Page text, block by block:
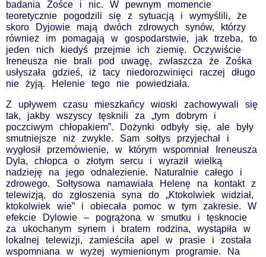
badania Zośce i nic. W pewnym momencie
teoretycznie pogodzili się z sytuacją i wymyślili, że
skoro Dyjowie mają dwóch zdrowych synów, którzy
również im pomagają w gospodarstwie, jak trzeba, to
jeden nich kiedyś przejmie ich ziemię. Oczywiście
Ireneusza nie brali pod uwagę, zwłaszcza że Zośka
usłyszała gdzieś, iż tacy niedorozwinięci raczej długo
nie żyją. Helenie tego nie powiedziała.
Z upływem czasu mieszkańcy wioski zachowywali się
tak, jakby wszyscy tęsknili za „tym dobrym i
poczciwym chłopakiem”. Dożynki odbyły się, ale były
smutniejsze niż zwykle. Sam sołtys przyjechał i
wygłosił przemówienie, w którym wspomniał Ireneusza
Dyla, chłopca o złotym sercu i wyraził wielką
nadzieję na jego odnalezienie. Naturalnie całego i
zdrowego. Sołtysowa namawiała Helenę na kontakt z
telewizją, do zgłoszenia syna do „Ktokolwiek widział,
ktokolwiek wie” i obiecała pomoc w tym zakresie. W
efekcie Dylowie – pogrążona w smutku i tęsknocie
za ukochanym synem i bratem rodzina, wystąpiła w
lokalnej telewizji, zamieściła apel w prasie i została
wspomniana w wyżej wymienionym programie. Na